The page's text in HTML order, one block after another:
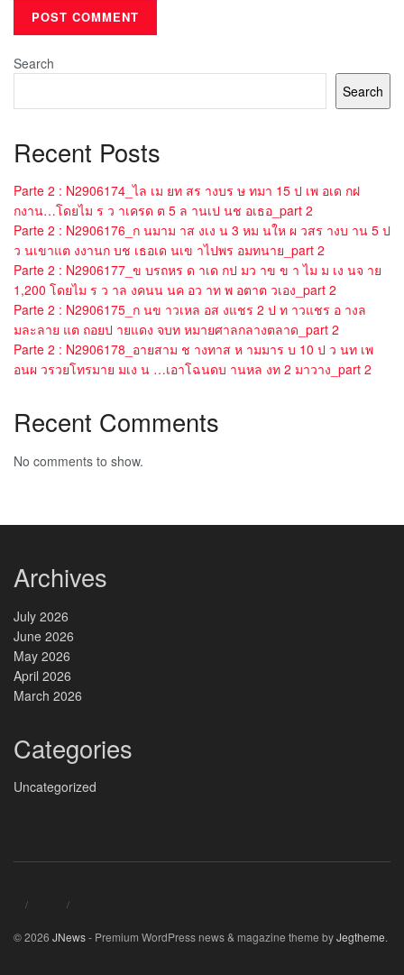
Search
Search
Recent Posts
Parte 2 : N2906174_ไล เม ยท สร างบร ษ ทมา 15 ป เพ อเด กฝ
กงาน…โดยไม ร ว าเครด ต 5 ล านเป นช อเธอ_part 2
Parte 2 : N2906176_ก นมาม าส งเง น 3 หม นให ผ วสร างบ าน 5 ป
ว นเขาแต งงานก บช เธอเด นเข าไปพร อมทนาย_part 2
Parte 2 : N2906177_ข บรถหร ด าเด กป มว าข ข า ไม ม เง นจ าย
1,200 โดยไม ร ว าล งคนน นค อว าท พ อตาต วเอง_part 2
Parte 2 : N2906175_ก นข าวเหล อส งแชร 2 ป ท าวแชร อ างล
มละลาย แต ถอยป ายแดง จบท หมายศาลกลางตลาด_part 2
Parte 2 : N2906178_อายสาม ช างทาส ห ามมาร บ 10 ป ว นท เพ
อนผ วรวยโทรมาย มเง น …เอาโฉนดบ านหล งท 2 มาวาง_part 2
Recent Comments
No comments to show.
Archives
July 2026
June 2026
May 2026
April 2026
March 2026
Categories
Uncategorized
© 2026 JNews- Premium WordPress news & magazine theme byJegtheme.